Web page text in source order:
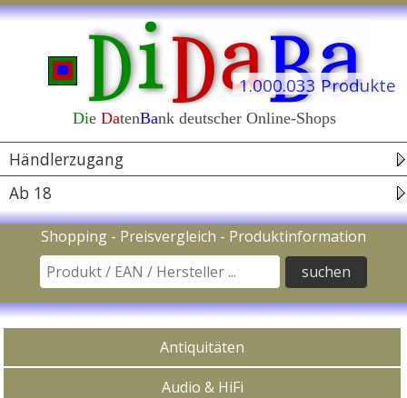
Die DatenBank deutscher Online-Shops
Navigation
Händlerzugang
Ab 18
1.000.033 Produkte
1.044 Shops
Suche nach Produkt / EAN Code / Hersteller
Shopping - Preisvergleich - Produktinformation
In Kategorien kaufen
Antiquitäten
Audio & HiFi